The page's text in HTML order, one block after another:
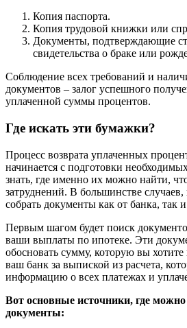
Копия паспорта.
Копия трудовой книжки или
Документы, подтверждающие
свидетельства о браке или
Соблюдение всех требований и
документов – залог успешного
уплаченной суммы процентов.
Где искать эти бумажки?
Процесс возврата уплаченных
начинается с подготовки
знать, где именно их можно найти,
затруднений. В большинстве
собрать документы как от банка, так
Первым шагом будет поиск
ваши выплаты по ипотеке. Эти
обосновать сумму, которую вы хотите
ваш банк за выпиской из расчета,
информацию о всех платежах и
Вот основные источники, где
документы: